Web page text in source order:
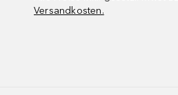
Versandkosten.